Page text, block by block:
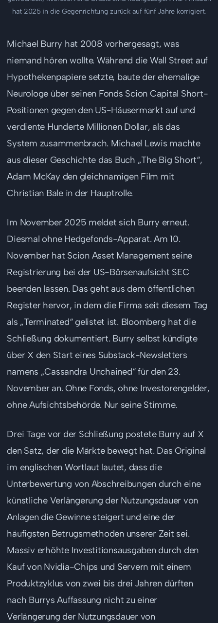
hat 2025 in die Gegenrichtung zurück auf fünf Jahre korrigiert.
Michael Burry hat 2008 vorhergesagt, was
niemand hören wollte. Während die Wall Street auf
Hypothekenpapiere setzte, baute der ehemalige
Neurologe über seinen Fonds Scion Capital Short-
Positionen gegen den US-Häusermarkt auf und
verdiente Hunderte Millionen Dollar, als das
System zusammenbrach. Michael Lewis machte
aus dieser Geschichte das Buch „The Big Short“,
Adam McKay den gleichnamigen Film mit
Christian Bale in der Hauptrolle.
Im November 2025 meldet sich Burry erneut.
Diesmal ohne Hedgefonds-Apparat. Am 10.
November hat Scion Asset Management seine
Registrierung bei der US-Börsenaufsicht SEC
beenden lassen. Das geht aus dem öffentlichen
Register hervor, in dem die Firma seit diesem Tag
als „Terminated“ gelistet ist. Bloomberg hat die
Schließung dokumentiert. Burry selbst kündigte
über X den Start eines Substack-Newsletters
namens „Cassandra Unchained“ für den 23.
November an. Ohne Fonds, ohne Investorengelder,
ohne Aufsichtsbehörde. Nur seine Stimme.
Drei Tage vor der Schließung postete Burry auf X
den Satz, der die Märkte bewegt hat. Das Original
im englischen Wortlaut lautet, dass die
Unterbewertung von Abschreibungen durch eine
künstliche Verlängerung der Nutzungsdauer von
Anlagen die Gewinne steigert und eine der
häufigsten Betrugsmethoden unserer Zeit sei.
Massiv erhöhte Investitionsausgaben durch den
Kauf von Nvidia-Chips und Servern mit einem
Produktzyklus von zwei bis drei Jahren dürften
nach Burrys Auffassung nicht zu einer
Verlängerung der Nutzungsdauer von